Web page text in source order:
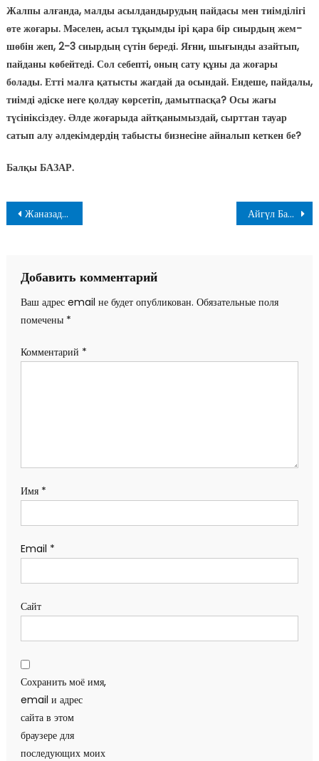
Жалпы алғанда, малды асылдандырудың пайдасы мен тиімділігі
өте жоғары. Мәселен, асыл тұқымды ірі қара бір сиырдың жем-
шөбін жеп, 2-3 сиырдың сүтін береді. Яғни, шығынды азайтып,
пайданы көбейтеді. Сол себепті, оның сату құны да жоғары
болады. Етті малға қатысты жағдай да осындай. Ендеше, пайдалы,
тиімді әдіске неге қолдау көрсетіп, дамытпасқа? Осы жағы
түсініксіздеу. Әлде жоғарыда айтқанымыздай, сырттан тауар
сатып алу әлдекімдердің табысты бизнесіне айналып кеткен бе?
Балқы БАЗАР.
Навигация
записям
Жаназадан кейінгі жанжал Айгүл Бажан: «Менің талғамым басқа…»
Добавить комментарий
Ваш адрес email не будет опубликован. Обязательные поля
помечены *
Комментарий *
Имя *
Email *
Сайт
Сохранить моё имя,
email и адрес
сайта в этом
браузере для
последующих моих